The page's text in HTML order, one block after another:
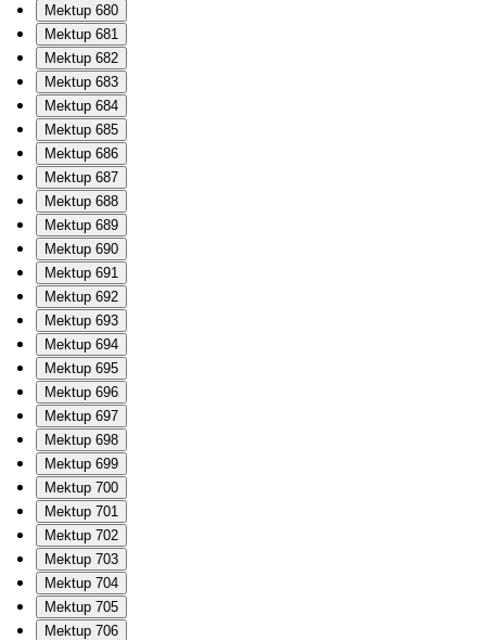
Mektup 680
Mektup 681
Mektup 682
Mektup 683
Mektup 684
Mektup 685
Mektup 686
Mektup 687
Mektup 688
Mektup 689
Mektup 690
Mektup 691
Mektup 692
Mektup 693
Mektup 694
Mektup 695
Mektup 696
Mektup 697
Mektup 698
Mektup 699
Mektup 700
Mektup 701
Mektup 702
Mektup 703
Mektup 704
Mektup 705
Mektup 706